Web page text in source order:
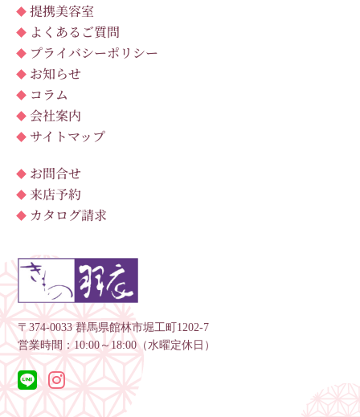
〒374-0033 群馬県館林市堀工町1202-7
営業時間：10:00～18:00（水曜定休日）
提携美容室
よくあるご質問
プライバシーポリシー
お知らせ
コラム
会社案内
サイトマップ
お問合せ
来店予約
カタログ請求